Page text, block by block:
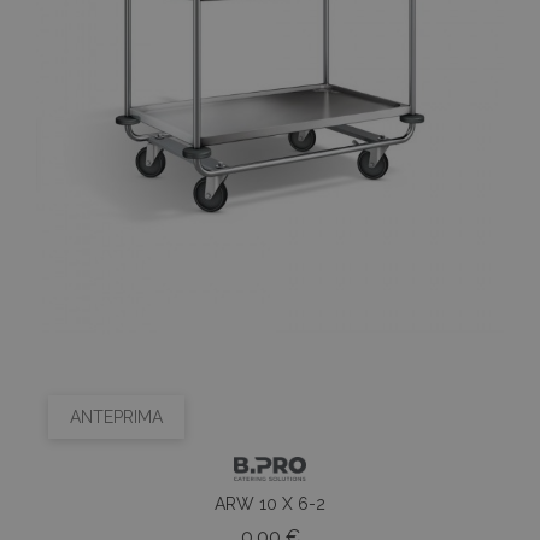
ANTEPRIMA
ARW 10 X 6-2